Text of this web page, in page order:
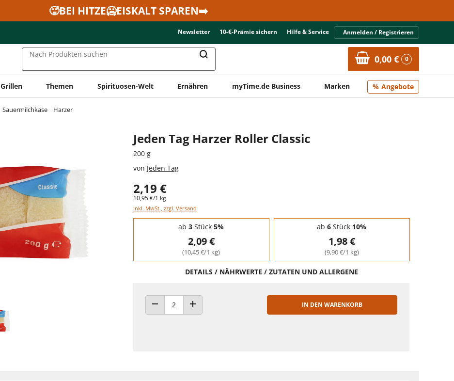
🥵BEI HITZE🥶EISKALT SPAREN➡️
Newsletter 10-€-Prämie sichern Hilfe & Service Anmelden / Registrieren
Nach Produkten suchen 0,00 € 0
Grillen Themen Spirituosen-Welt Ernähren myTime.de Business Marken Angebote
Sauermilchkäse Harzer
Jeden Tag Harzer Roller Classic
200 g
von Jeden Tag
2,19 €
10,95 €/1 kg
inkl. MwSt., zzgl. Versand
Staffelpreise - Mengenrabatt
ab 3 Stück 5%
2,09 €
(10,45 €/1 kg)
ab 6 Stück 10%
1,98 €
(9,90 €/1 kg)
DETAILS / NÄHRWERTE / ZUTATEN UND ALLERGENE
ANZAHL VERRINGERNANZAHL ERHÖHEN
IN DEN WARENKORB